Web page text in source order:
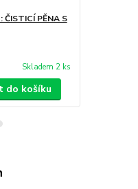
ČISTICÍ PĚNA S
Skladem 2 ks
do košíku